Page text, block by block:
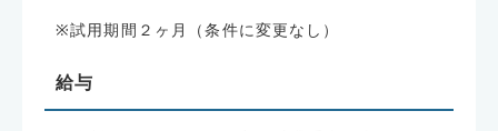
※試用期間２ヶ月（条件に変更なし）
給与